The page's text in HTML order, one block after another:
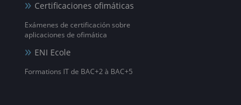
Certificaciones ofimáticas
Exámenes de certificación sobre
aplicaciones de ofimática
ENI Ecole
Formations IT de BAC+2 à BAC+5